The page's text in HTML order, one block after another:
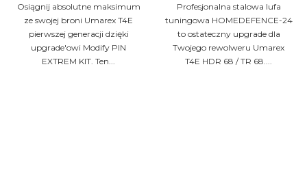
Osiągnij absolutne maksimum
ze swojej broni Umarex T4E
pierwszej generacji dzięki
upgrade'owi Modify PIN
EXTREM KIT. Ten...
Profesjonalna stalowa lufa
tuningowa HOMEDEFENCE-24
to ostateczny upgrade dla
Twojego rewolweru Umarex
T4E HDR 68 / TR 68....